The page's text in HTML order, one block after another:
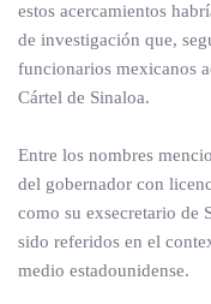
estos acercamientos
de investigación que,
funcionarios mexicanos
Cártel de Sinaloa.
Entre los nombres
del gobernador con
como su exsecretario de
sido referidos en el
medio estadounidense.